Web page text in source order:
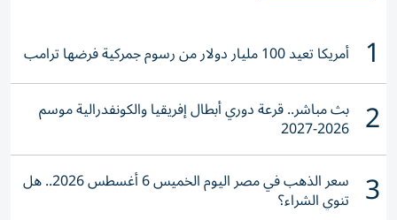
1 أمريكا تعيد 100 مليار دولار من رسوم جمركية فرضها ترامب
2 بث مباشر.. قرعة دوري أبطال إفريقيا والكونفدرالية موسم
2026-2027
3 سعر الذهب في مصر اليوم الخميس 6 أغسطس 2026.. هل
تنوي الشراء؟